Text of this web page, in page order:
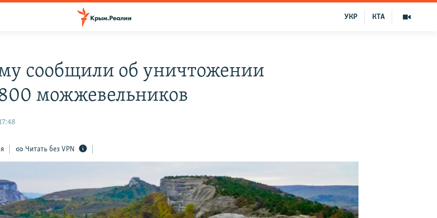
КТА
УКР
сообщили об уничтожении
можжевельников
Читать без VPN